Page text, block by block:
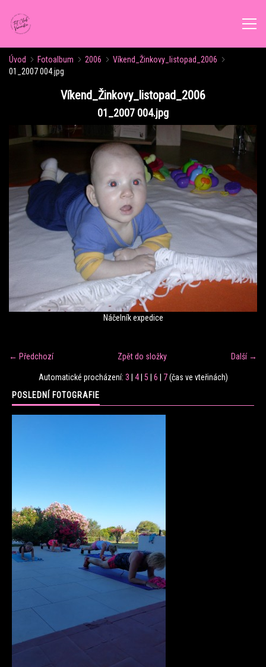
ÚVOD
ROZVRH CVIČENÍ
KALENDÁŘ AKCÍ
FORMY CVIČENÍ
VÝŽIVOVÉ PORADENSTVÍ
FITNESS TRÉNINK
FIT CLUB VERONIKA
KONTAKT
CENÍK
ONLINE LEKCE CVIČENÍ
Úvod Fotoalbum 2006
Víkend_Žinkovy_listopad_2006
01_2007 004.jpg
Víkend_Žinkovy_listopad_2006
01_2007 004.jpg
Náčelník expedice
← Předchozí Další →
Zpět do složky
Automatické procházení: 3 | 4| 5 | 6 | 7(čas ve vteřinách)
POSLEDNÍ FOTOGRAFIE